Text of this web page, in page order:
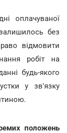
оплачуваної
без
відмовити
робіт на
будь-якого
у зв'язку
положень